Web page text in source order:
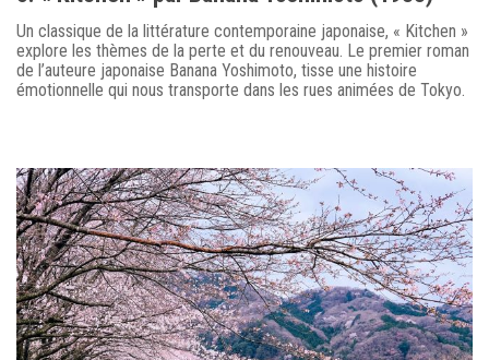
Un classique de la littérature contemporaine japonaise, « Kitchen »
explore les thèmes de la perte et du renouveau. Le premier roman
de l’auteure japonaise Banana Yoshimoto, tisse une histoire
émotionnelle qui nous transporte dans les rues animées de Tokyo.